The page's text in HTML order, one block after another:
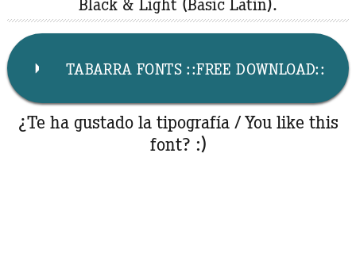
Black & Light (Basic Latin).
TABARRA FONTS ::FREE DOWNLOAD::
¿Te ha gustado la tipografía / You like this
font? :)